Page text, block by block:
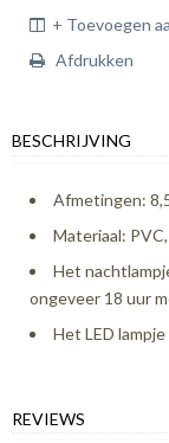
+ Toevoegen
Afdrukken
BESCHRIJVING
Afmetingen:
Materiaal:
Het
ongeveer 18 uur
Het LED
REVIEWS